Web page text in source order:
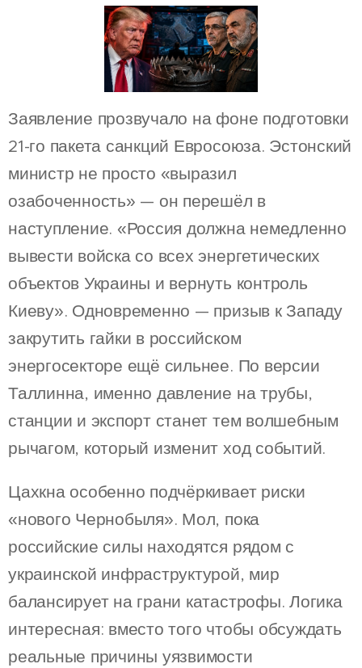
Заявление прозвучало на фоне подготовки
21-го пакета санкций Евросоюза. Эстонский
министр не просто «выразил
озабоченность» — он перешёл в
наступление. «Россия должна немедленно
вывести войска со всех энергетических
объектов Украины и вернуть контроль
Киеву». Одновременно — призыв к Западу
закрутить гайки в российском
энергосекторе ещё сильнее. По версии
Таллинна, именно давление на трубы,
станции и экспорт станет тем волшебным
рычагом, который изменит ход событий.
Цахкна особенно подчёркивает риски
«нового Чернобыля». Мол, пока
российские силы находятся рядом с
украинской инфраструктурой, мир
балансирует на грани катастрофы. Логика
интересная: вместо того чтобы обсуждать
реальные причины уязвимости